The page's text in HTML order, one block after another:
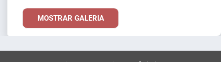
MOSTRAR GALERIA